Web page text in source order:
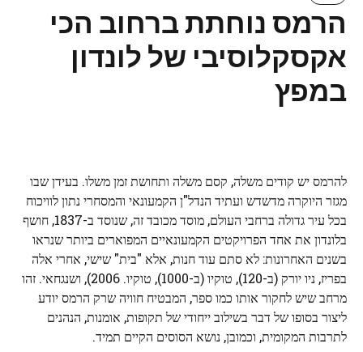
הרמס נוחתת ברחוב הכי
אקסקלוסיבי של לונדון
במפץ
להרמס יש קודים משלה, קסם משלה ותחושת זמן משלו. בעידן שבו
מגזר היוקרה מדשדש ועתיד הנדל"ן הקמעונאי והמסחרי נתון לוויכוח
בכל עיר גדולה ברחבי העולם, מוסד מכובד זה, שנוסד ב-1837, חושף
בלונדון את אחד הפרויקטים הקמעונאיים המפוארים ביותר שנראו
בשנים האחרונות: לא סתם עוד חנות, אלא "בית" שישי, אחרי אלה
בפריז, ניו יורק (ב-120), טוקיו (ב-1000), טוקיו. 2006), ושנגחאי. זהו
מרחב שיש לחקור אותו כמו ספר, המבטיח חוויה שרק הרמס יודע
ליצור בסופו של דבר בשילוב ייחודי של תקופות, אומנות, הנהנים
לתרבות המקומית, וכמובן, נושא הסוסים הקיים תמיד.